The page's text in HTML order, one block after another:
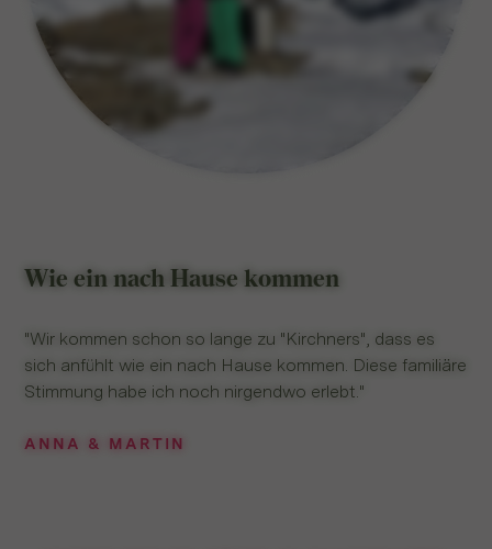
Wie ein nach Hause kommen
"Wir kommen schon so lange zu "Kirchners", dass es
sich anfühlt wie ein nach Hause kommen. Diese familiäre
Stimmung habe ich noch nirgendwo erlebt."
ANNA & MARTIN